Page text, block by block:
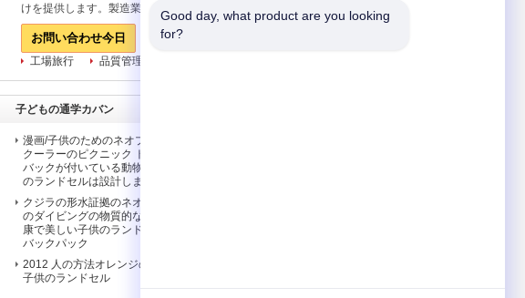
けを提供します。製造業者に良質の専門の技術者および進めら
れた現代生産設備があります。プロダクトすべては国際的な品
質規格に非常に従い、いろいろ異なった市場で世... ...
を読む
お問い合わせ今日
工場旅行 品質管理
子どもの通学カバン
漫画/子供のためのネオプレンの
クーラーのピクニック トート
バックが付いている動物の子供
のランドセルは設計します
クジラの形水証拠のネオプレン
のダイビングの物質的な方法健
康で美しい子供のランドセルの
バックパック
2012 人の方法オレンジの防水
子供のランドセル
Good day, what product are you looking
for?